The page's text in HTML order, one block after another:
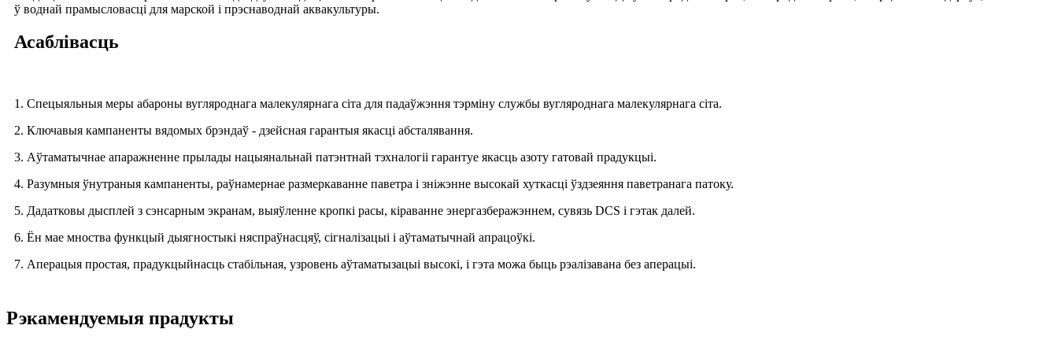
ў воднай прамысловасці для марской і прэснаводнай аквакультуры.
Асаблівасць
1. Спецыяльныя меры абароны вугляроднага малекулярнага сіта для падаўжэння тэрміну службы вугляроднага малекулярнага сіта.
2. Ключавыя кампаненты вядомых брэндаў - дзейсная гарантыя якасці абсталявання.
3. Аўтаматычнае апаражненне прылады нацыянальнай патэнтнай тэхналогіі гарантуе якасць азоту гатовай прадукцыі.
4. Разумныя ўнутраныя кампаненты, раўнамернае размеркаванне паветра і зніжэнне высокай хуткасці ўздзеяння паветранага патоку.
5. Дадатковы дысплей з сэнсарным экранам, выяўленне кропкі расы, кіраванне энергазберажэннем, сувязь DCS і гэтак далей.
6. Ён мае мноства функцый дыягностыкі няспраўнасцяў, сігналізацыі і аўтаматычнай апрацоўкі.
7. Аперацыя простая, прадукцыйнасць стабільная, узровень аўтаматызацыі высокі, і гэта можа быць рэалізавана без аперацыі.
Рэкамендуемыя прадукты